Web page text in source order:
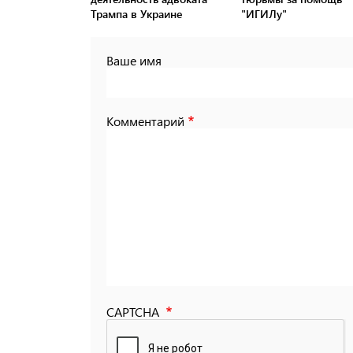
Трампа в Украине
"ИГИЛу"
Ваше имя
Комментарий
CAPTCHA